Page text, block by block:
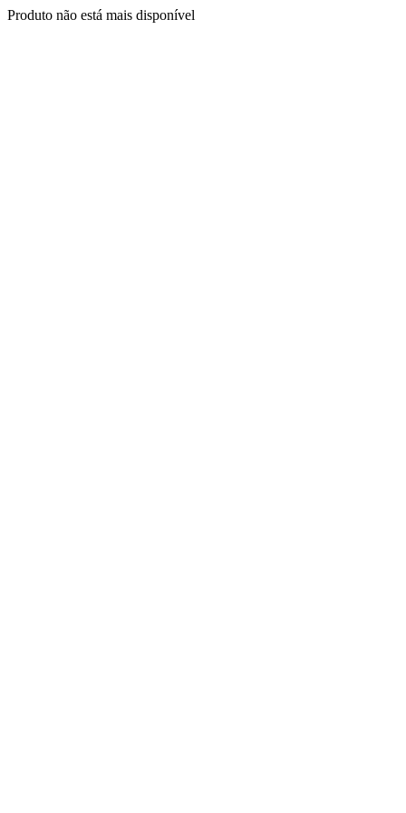
Produto não está mais disponível